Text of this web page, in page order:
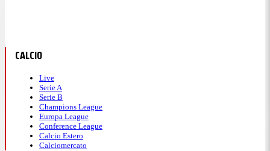
CALCIO
Live
Serie A
Serie B
Champions League
Europa League
Conference League
Calcio Estero
Calciomercato